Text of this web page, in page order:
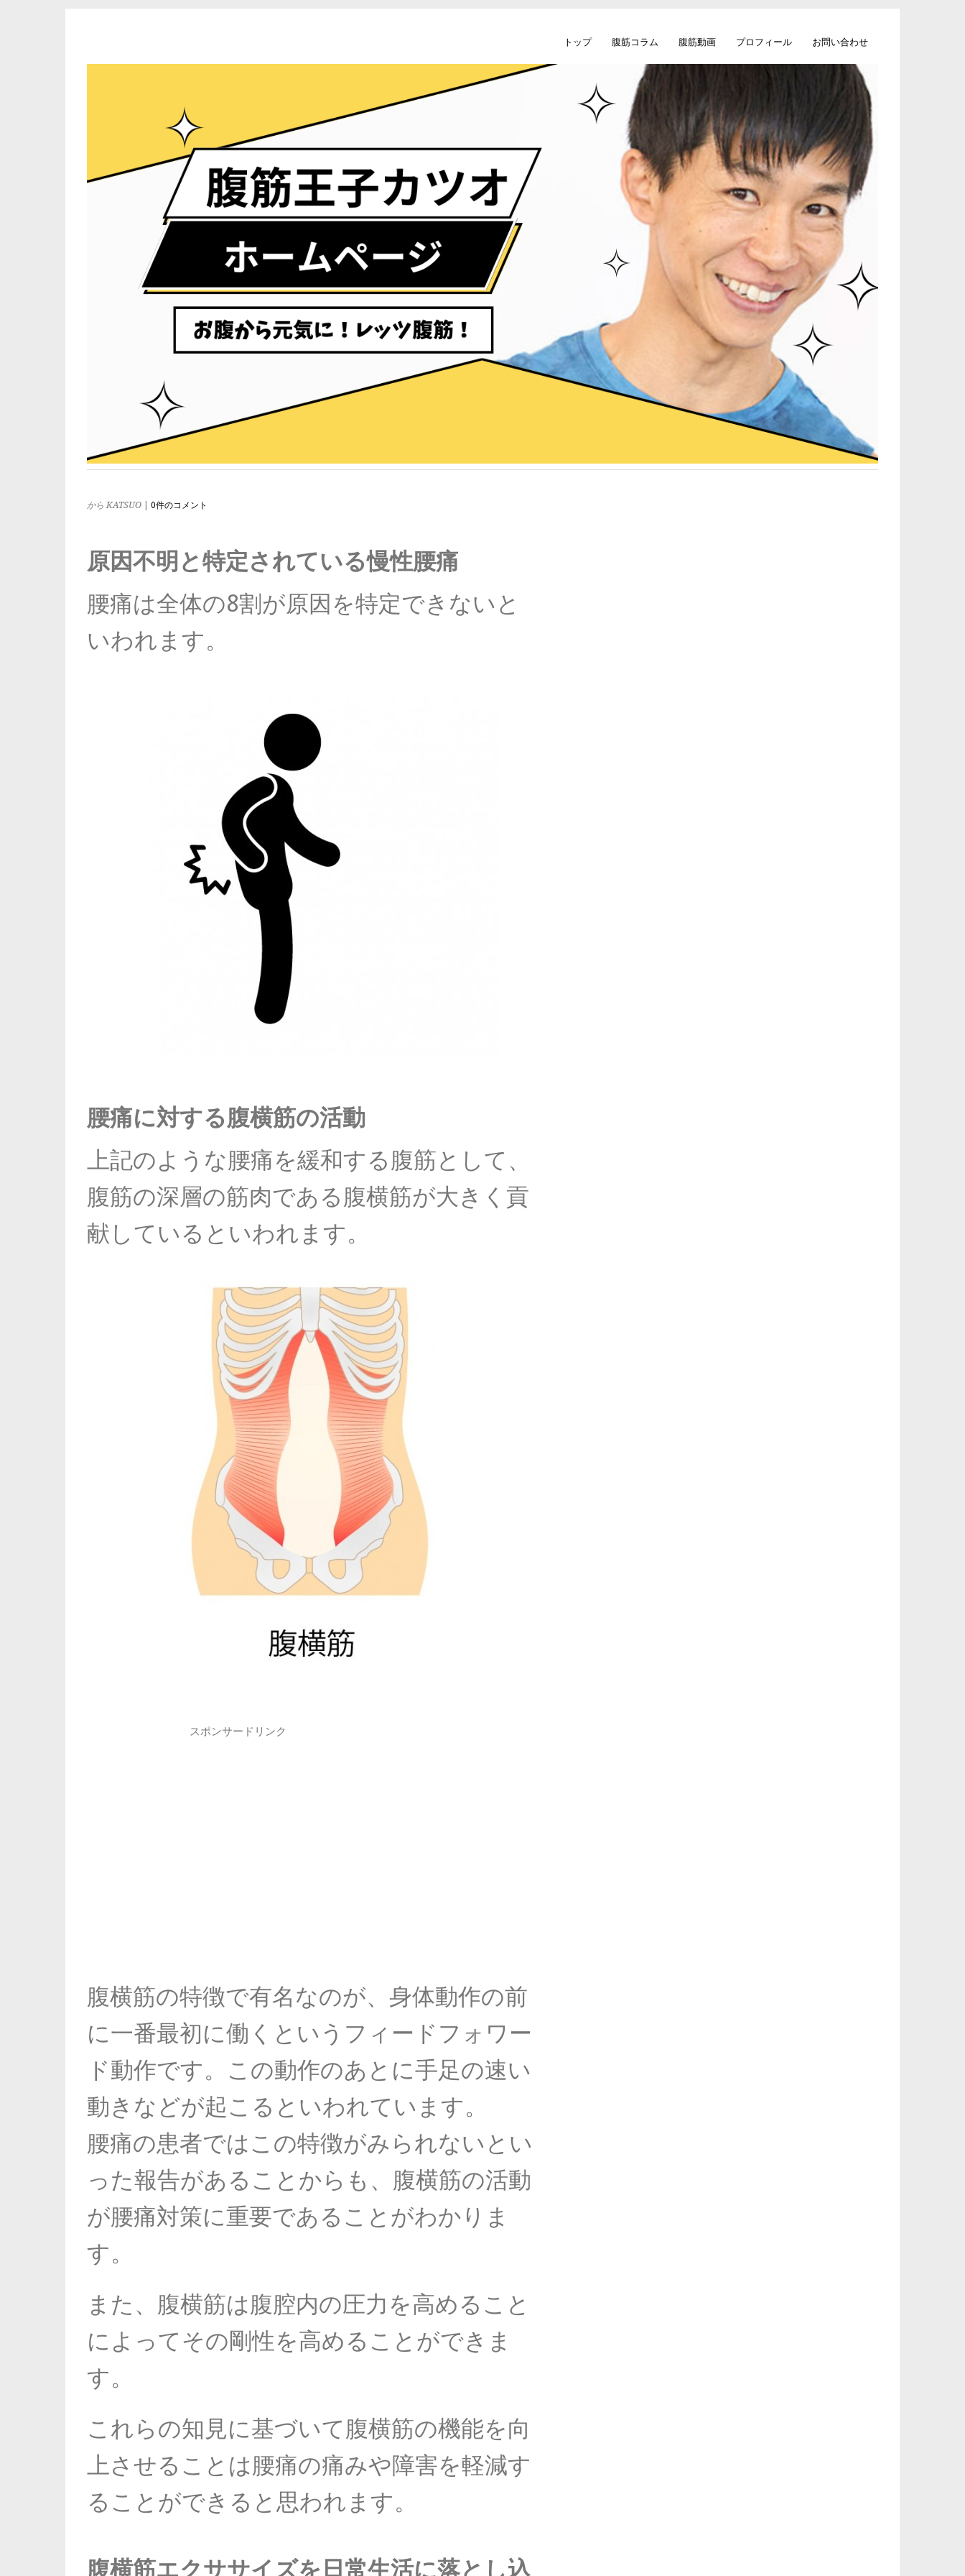
トップ 腹筋コラム 腹筋動画 プロフィール お問い合わせ
から KATSUO 0件のコメント
原因不明と特定されている慢性腰痛
腰痛は全体の8割が原因を特定できないと
いわれます。
腰痛に対する腹横筋の活動
上記のような腰痛を緩和する腹筋として、
腹筋の深層の筋肉である腹横筋が大きく貢
献しているといわれます。
スポンサードリンク
腹横筋の特徴で有名なのが、身体動作の前
に一番最初に働くというフィードフォワー
ド動作です。この動作のあとに手足の速い
動きなどが起こるといわれています。
腰痛の患者ではこの特徴がみられないとい
った報告があることからも、腹横筋の活動
が腰痛対策に重要であることがわかりま
す。
また、腹横筋は腹腔内の圧力を高めること
によってその剛性を高めることができま
す。
これらの知見に基づいて腹横筋の機能を向
上させることは腰痛の痛みや障害を軽減す
ることができると思われます。
腹横筋エクササイズを日常生活に落とし込